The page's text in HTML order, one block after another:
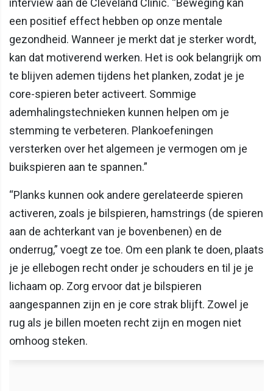
interview aan de Cleveland Clinic. “Beweging kan
een positief effect hebben op onze mentale
gezondheid. Wanneer je merkt dat je sterker wordt,
kan dat motiverend werken. Het is ook belangrijk om
te blijven ademen tijdens het planken, zodat je je
core-spieren beter activeert. Sommige
ademhalingstechnieken kunnen helpen om je
stemming te verbeteren. Plankoefeningen
versterken over het algemeen je vermogen om je
buikspieren aan te spannen.”
“Planks kunnen ook andere gerelateerde spieren
activeren, zoals je bilspieren, hamstrings (de spieren
aan de achterkant van je bovenbenen) en de
onderrug,” voegt ze toe. Om een plank te doen, plaats
je je ellebogen recht onder je schouders en til je je
lichaam op. Zorg ervoor dat je bilspieren
aangespannen zijn en je core strak blijft. Zowel je
rug als je billen moeten recht zijn en mogen niet
omhoog steken.